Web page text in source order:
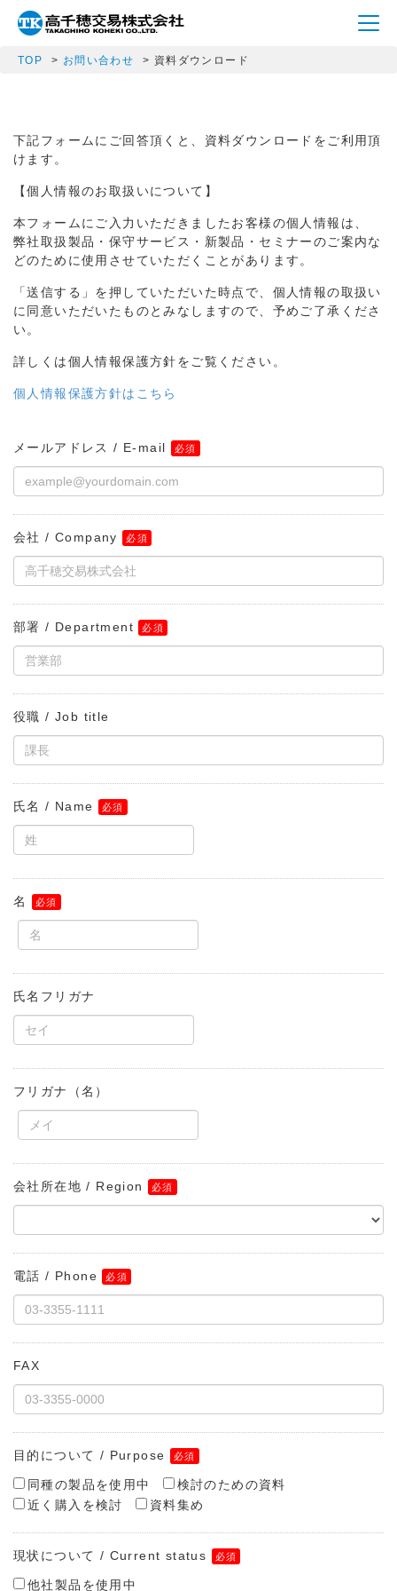
TOP お問い合わせ 資料ダウンロード
下記フォームにご回答頂くと、資料ダウンロードをご利用頂
けます。
【個人情報のお取扱いについて】
本フォームにご入力いただきましたお客様の個人情報は、
弊社取扱製品・保守サービス・新製品・セミナーのご案内な
どのために使用させていただくことがあります。
「送信する」を押していただいた時点で、個人情報の取扱い
に同意いただいたものとみなしますので、予めご了承くださ
い。
詳しくは個人情報保護方針をご覧ください。
個人情報保護方針はこちら
メールアドレス / E-mail
会社 / Company
部署 / Department
役職 / Job title
氏名 / Name
名
氏名フリガナ
フリガナ（名）
会社所在地 / Region
電話 / Phone
FAX
目的について / Purpose
同種の製品を使用中
検討のための資料
近く購入を検討
資料集め
現状について / Current status
他社製品を使用中